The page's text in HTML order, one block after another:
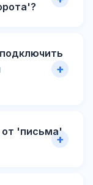
от 'письма'